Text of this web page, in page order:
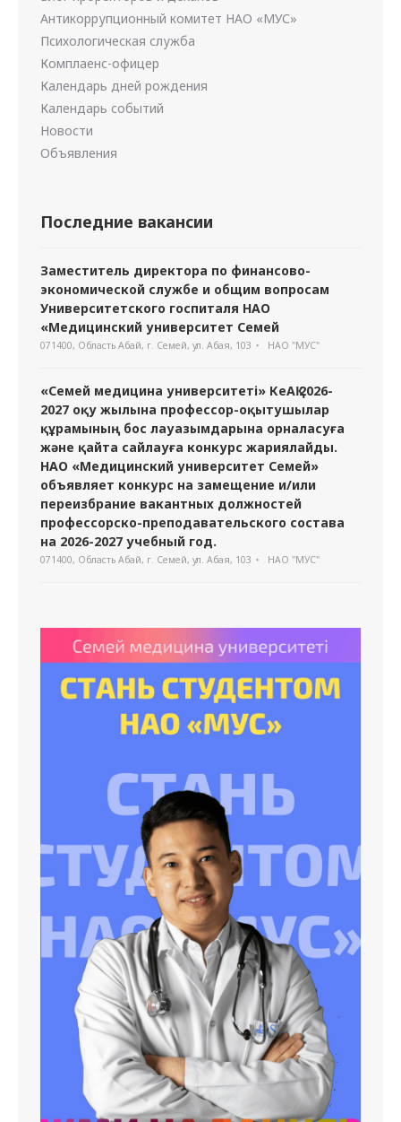
Антикоррупционный комитет НАО «МУС»
Психологическая служба
Комплаенс-офицер
Календарь дней рождения
Календарь событий
Новости
Объявления
Последние вакансии
Заместитель директора по финансово-
экономической службе и общим вопросам
Университетского госпиталя НАО
«Медицинский университет Семей
071400, Область Абай, г. Семей, ул. Абая, 103 НАО "МУС"
«Семей медицина университеті» КеАҚ 2026-
2027 оқу жылына профессор-оқытушылар
құрамының бос лауазымдарына орналасуға
және қайта сайлауға конкурс жариялайды.
НАО «Медицинский университет Семей»
объявляет конкурс на замещение и/или
переизбрание вакантных должностей
профессорско-преподавательского состава
на 2026-2027 учебный год.
071400, Область Абай, г. Семей, ул. Абая, 103 НАО "МУС"